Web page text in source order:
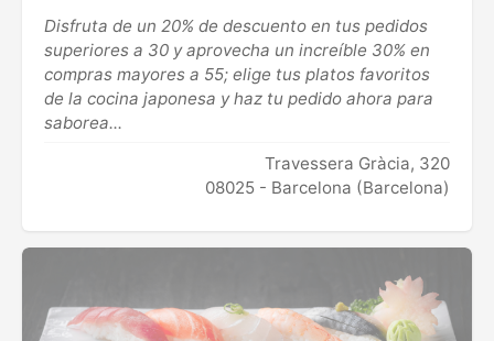
Disfruta de un 20% de descuento en tus pedidos
superiores a 30 y aprovecha un increíble 30% en
compras mayores a 55; elige tus platos favoritos
de la cocina japonesa y haz tu pedido ahora para
saborea...
Travessera Gràcia, 320
08025 - Barcelona (Barcelona)